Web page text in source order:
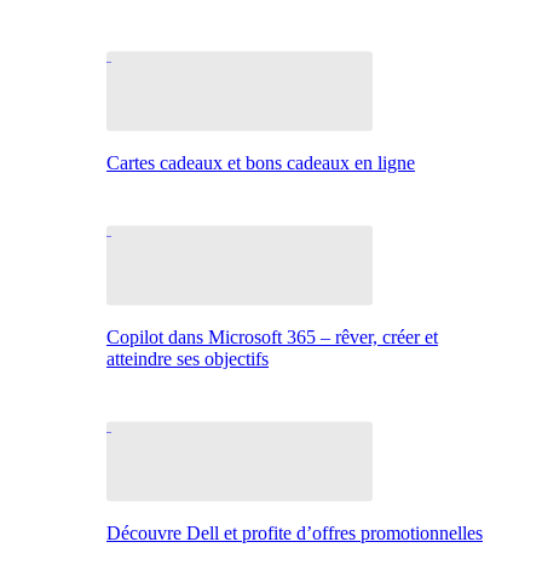
Cartes cadeaux et bons cadeaux en ligne
Copilot dans Microsoft 365 – rêver, créer et
atteindre ses objectifs
Découvre Dell et profite d’offres promotionnelles